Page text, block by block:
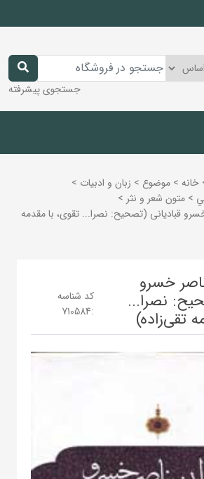
جستجوی پیشرفته
خانه > موضوع > زبان و ادبيات >
> متون شعر و نثر >
قبادیانی (تصحیح: نصرا... تقوی، با مقدمه
خسرو
نصرا...
تقی‌زاده)
کد شناسه
:
710584